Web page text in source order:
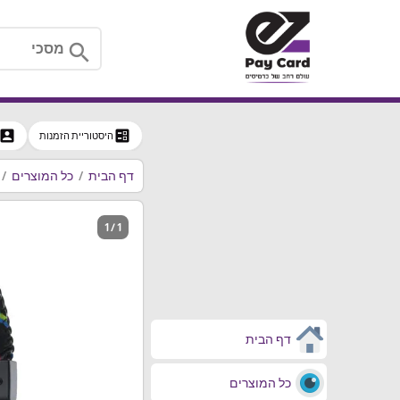
search
דף הבית
כל המוצרים
ballot היסטוריית הזמנות
דף הבית כל המוצרים
1 / 1